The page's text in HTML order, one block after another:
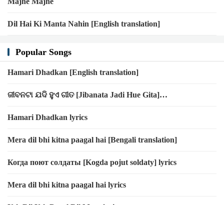
Dil Hai Ki Manta Nahin [English translation]
Popular Songs
Hamari Dhadkan [English translation]
ଜୀବନଟା ଯଦି ହୁଏ ଗୀତ [Jibanata Jadi Hue Gita]
Hamari Dhadkan lyrics
Mera dil bhi kitna paagal hai [Bengali translation]
Когда поют солдаты [Kogda pojut soldaty] lyrics
Mera dil bhi kitna paagal hai lyrics